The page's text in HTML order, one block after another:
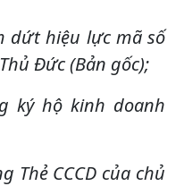
dứt hiệu lực mã số
Đức (Bản gốc);
ký hộ kinh doanh
Thẻ CCCD của chủ